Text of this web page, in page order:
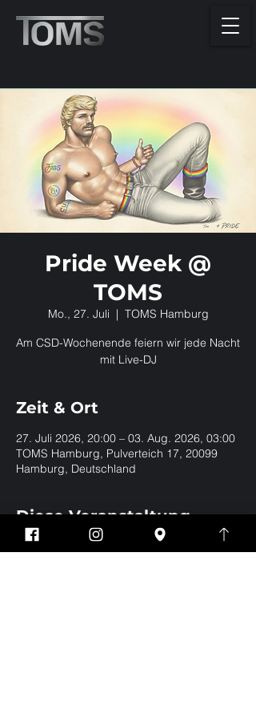
Pride Week @
TOMS
Mo., 27. Juli
  |
TOMS Hamburg
Am CSD-Wochenende feiern wir jede Nacht
mit Live-DJ
Zeit & Ort
27. Juli 2026, 20:00 – 03. Aug. 2026, 03:00
TOMS Hamburg, Pulverteich 17, 20099
Hamburg, Deutschland
Diese Veranstaltung
teilen